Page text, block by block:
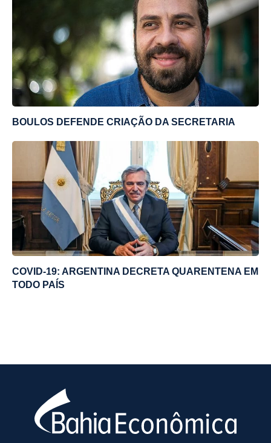
BOULOS DEFENDE CRIAÇÃO DA SECRETARIA
COVID-19: ARGENTINA DECRETA QUARENTENA EM
TODO PAÍS